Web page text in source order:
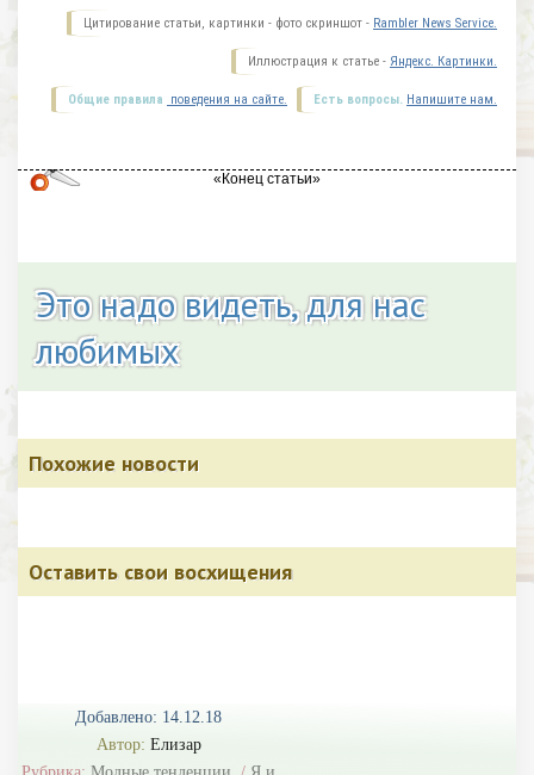
Добавлено: 14.12.18
Автор: Елизар
Цитирование статьи, картинки - фото скриншот - Rambler News Service.
Иллюстрация к статье - Яндекс. Картинки.
Есть вопросы. Напишите нам.
Общие правила поведения на сайте.
Это надо видеть, для нас
любимых
Похожие новости
Оставить свои восхищения